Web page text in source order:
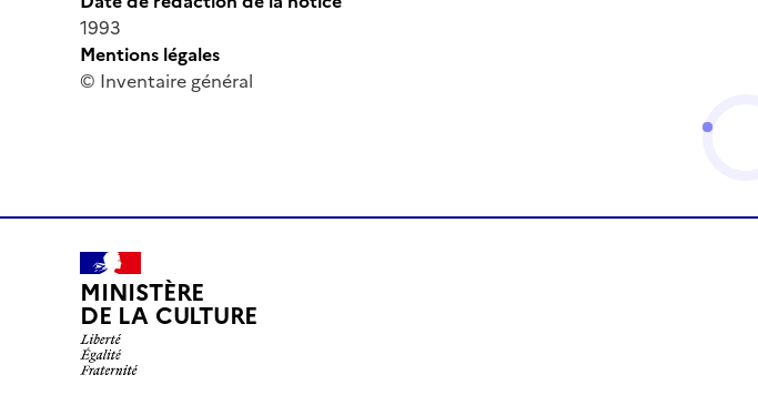
1993
Mentions légales
© Inventaire général
MINISTÈRE
DE LA CULTURE